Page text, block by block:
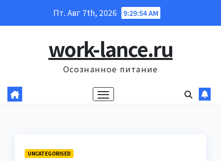
Пт. Авг 7th, 2026 9:29:55 AM
work-lance.ru
Осознанное питание
UNCATEGORISED